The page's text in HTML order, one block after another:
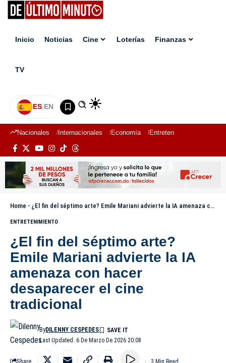
Inicio Noticias Cine Loterías Finanzas
TV
ES|EN
Nacionales Internacionales Economía Entretenimiento
Home - ¿El fin del séptimo arte? Emile Mariani advierte la IA amenaza con hacer desaparecer el cine tradicional
ENTRETENIMIENTO
¿El fin del séptimo arte?
Emile Mariani advierte la IA
amenaza con hacer
desaparecer el cine
tradicional
Last Updated: 6 De Marzo De 2026 20:08
ByDILENNY CESPEDES
Share 3 Min Read